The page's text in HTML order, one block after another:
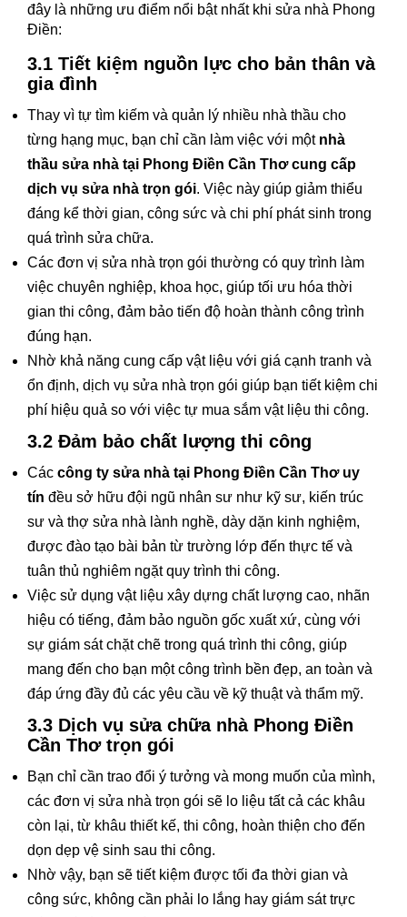
đây là những ưu điểm nổi bật nhất khi sửa nhà Phong
Điền:
3.1 Tiết kiệm nguồn lực cho bản thân và
gia đình
Thay vì tự tìm kiếm và quản lý nhiều nhà thầu cho
từng hạng mục, bạn chỉ cần làm việc với một nhà
thầu sửa nhà tại Phong Điền Cần Thơ cung cấp
dịch vụ sửa nhà trọn gói. Việc này giúp giảm thiểu
đáng kể thời gian, công sức và chi phí phát sinh trong
quá trình sửa chữa.
Các đơn vị sửa nhà trọn gói thường có quy trình làm
việc chuyên nghiệp, khoa học, giúp tối ưu hóa thời
gian thi công, đảm bảo tiến độ hoàn thành công trình
đúng hạn.
Nhờ khả năng cung cấp vật liệu với giá cạnh tranh và
ổn định, dịch vụ sửa nhà trọn gói giúp bạn tiết kiệm chi
phí hiệu quả so với việc tự mua sắm vật liệu thi công.
3.2 Đảm bảo chất lượng thi công
Các công ty sửa nhà tại Phong Điền Cần Thơ uy
tín đều sở hữu đội ngũ nhân sư như kỹ sư, kiến trúc
sư và thợ sửa nhà lành nghề, dày dặn kinh nghiệm,
được đào tạo bài bản từ trường lớp đến thực tế và
tuân thủ nghiêm ngặt quy trình thi công.
Việc sử dụng vật liệu xây dựng chất lượng cao, nhãn
hiệu có tiếng, đảm bảo nguồn gốc xuất xứ, cùng với
sự giám sát chặt chẽ trong quá trình thi công, giúp
mang đến cho bạn một công trình bền đẹp, an toàn và
đáp ứng đầy đủ các yêu cầu về kỹ thuật và thẩm mỹ.
3.3 Dịch vụ sửa chữa nhà Phong Điền
Cần Thơ trọn gói
Bạn chỉ cần trao đổi ý tưởng và mong muốn của mình,
các đơn vị sửa nhà trọn gói sẽ lo liệu tất cả các khâu
còn lại, từ khâu thiết kế, thi công, hoàn thiện cho đến
dọn dẹp vệ sinh sau thi công.
Nhờ vậy, bạn sẽ tiết kiệm được tối đa thời gian và
công sức, không cần phải lo lắng hay giám sát trực